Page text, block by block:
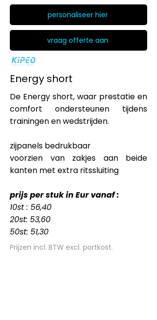
personaliseer hier
vraag offerte aan
Energy short
De Energy short, waar prestatie en
comfort ondersteunen tijdens
trainingen en wedstrijden.
zijpanels bedrukbaar
voorzien van zakjes aan beide
kanten met extra ritssluiting
prijs per stuk in Eur vanaf :
10st : 56,40
20st: 53,60
50st: 51,30
Prijzen incl. BTW excl. portkost.